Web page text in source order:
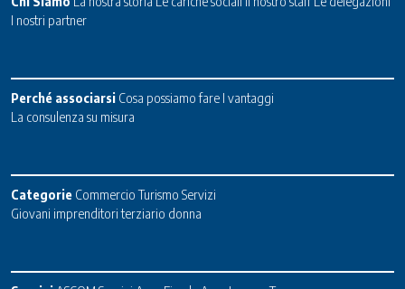
I nostri partner
Perché associarsi Cosa possiamo fare I vantaggi
La consulenza su misura
Categorie Commercio Turismo Servizi
Giovani imprenditori terziario donna